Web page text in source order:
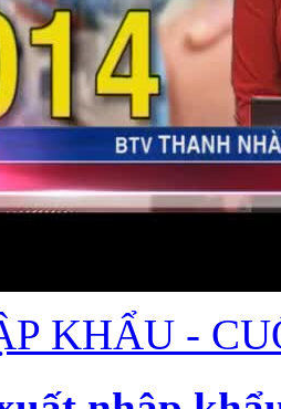
KHẨU -